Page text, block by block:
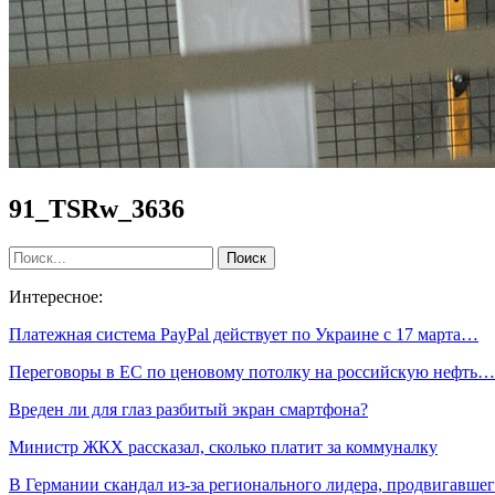
91_TSRw_3636
Интересное:
Платежная система PayPal действует по Украине с 17 марта…
Переговоры в ЕС по ценовому потолку на российскую нефть…
Вреден ли для глаз разбитый экран смартфона?
Министр ЖКХ рассказал, сколько платит за коммуналку
В Германии скандал из-за регионального лидера,